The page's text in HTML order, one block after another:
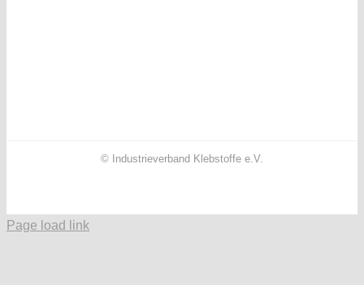
© Industrieverband Klebstoffe e.V.
Page load link